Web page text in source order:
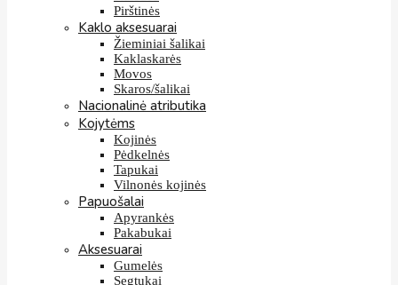
Pirštinės
Kaklo aksesuarai
Žieminiai šalikai
Kaklaskarės
Movos
Skaros/šalikai
Nacionalinė atributika
Kojytėms
Kojinės
Pėdkelnės
Tapukai
Vilnonės kojinės
Papuošalai
Apyrankės
Pakabukai
Aksesuarai
Gumelės
Segtukai